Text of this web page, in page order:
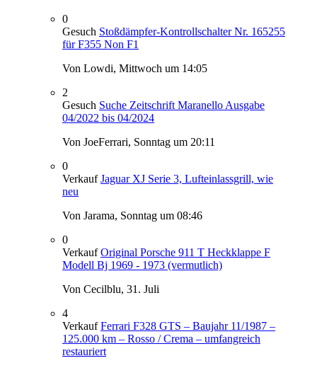
0
Gesuch Stoßdämpfer-Kontrollschalter Nr. 165255
für F355 Non F1
Von Lowdi, Mittwoch um 14:05
2
Gesuch Suche Zeitschrift Maranello Ausgabe
04/2022 bis 04/2024
Von JoeFerrari, Sonntag um 20:11
0
Verkauf Jaguar XJ Serie 3, Lufteinlassgrill, wie
neu
Von Jarama, Sonntag um 08:46
0
Verkauf Original Porsche 911 T Heckklappe F
Modell Bj 1969 - 1973 (vermutlich)
Von Cecilblu, 31. Juli
4
Verkauf Ferrari F328 GTS – Baujahr 11/1987 –
125.000 km – Rosso / Crema – umfangreich
restauriert